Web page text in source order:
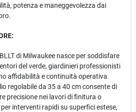
potenza e maneggevolezza dai
di Milwaukee nasce per soddisfare
del verde, giardinieri professionisti
affidabilità e continuità operativa.
regolabile da 35 a 40 cm consente di
precisione nei lavori di finitura o
interventi rapidi su superfici estese,